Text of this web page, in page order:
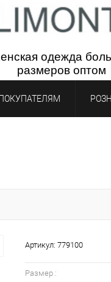
одежда бол
размеров оптом
Артикул:779100
Размер :